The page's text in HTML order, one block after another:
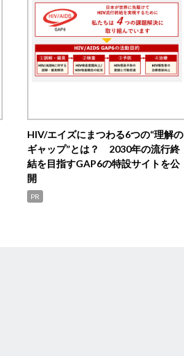
HIV/エイズにまつわる6つの“理解の
ギャップ”とは？ 2030年の流行終
結を目指すGAP6の特設サイトを公
開
PR